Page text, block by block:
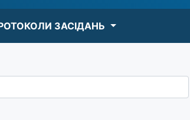
ЗАСІДАНЬ